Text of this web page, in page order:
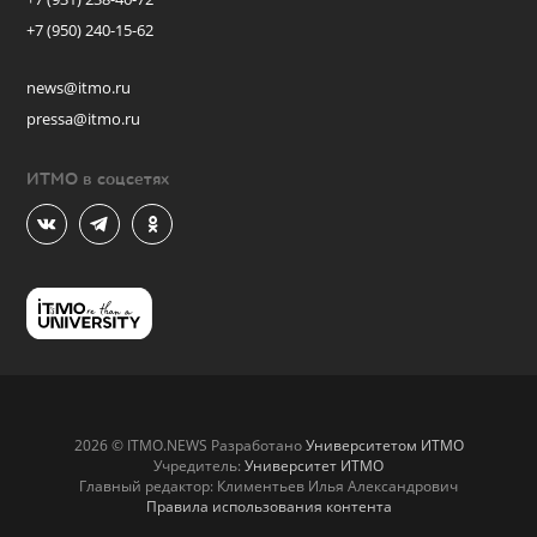
+7 (950) 240-15-62
news@itmo.ru
pressa@itmo.ru
ИТМО в соцсетях
2026 © ITMO.NEWS РазработаноУниверситетом ИТМО
Учредитель: Университет ИТМО
Главный редактор: Климентьев Илья Александрович
Правила использования контента